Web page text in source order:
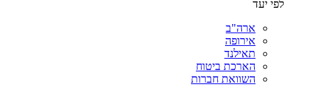
לפי יעד
ארה"ב
אירופה
תאילנד
הארכת ביטוח
השוואת חברות